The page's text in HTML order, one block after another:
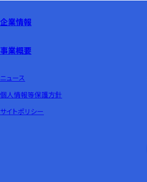
企業情報
ニュース
個人情報等保護方針
サイトポリシー
事業概要